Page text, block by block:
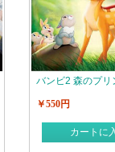
バンビ2 森のプリ
￥550円
カートに